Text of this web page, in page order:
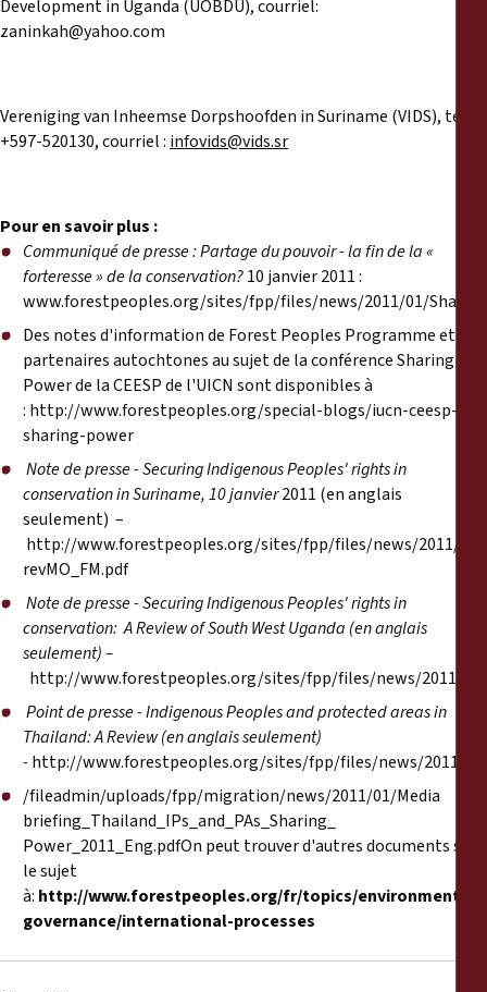
Development in Uganda (UOBDU), courriel:
zaninkah@yahoo.com
Vereniging van Inheemse Dorpshoofden in Suriname (VIDS), tél.:
+597-520130, courriel : infovids@vids.sr
Pour en savoir plus :
Communiqué de presse :Partage du pouvoir - la fin de la «
forteresse » de la conservation?10 janvier 2011 :
www.forestpeoples.org/sites/fpp/files/news/2011/01/
Des notes d'information de Forest Peoples Programme et de
partenaires autochtones au sujet de la conférence Sharing
Power de la CEESP de l'UICN sont disponibles à
: http://www.forestpeoples.org/special-blogs/iucn-ceesp-
sharing-power
Note de presse - Securing Indigenous Peoples' rights in
conservation in Suriname, 10 janvier2011 (en anglais
seulement) –
http://www.forestpeoples.org/sites/fpp/files/news/2011/01/
revMO_FM.pdf
Note de presse - Securing Indigenous Peoples' rights in
conservation: A Review of South West Uganda (en anglais
seulement) –
http://www.forestpeoples.org/sites/fpp/files/news/2011/01/
Point de presse - Indigenous Peoples and protected areas in
Thailand: A Review (en anglais seulement)
-http://www.forestpeoples.org/sites/fpp/files/news/2011/01/
/fileadmin/uploads/fpp/migration/news/2011/01/Media
briefing_Thailand_IPs_and_PAs_Sharing_
Power_2011_Eng.pdfOn peut trouver d'autres documents sur
le sujet
à: http://www.forestpeoples.org/fr/topics/environmental-
governance/international-processes